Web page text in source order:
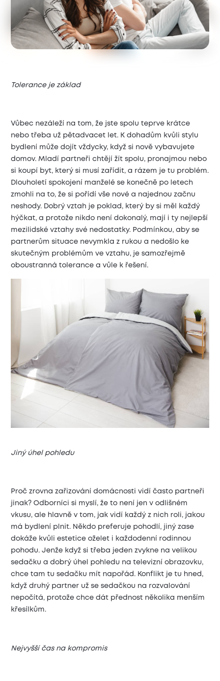
Tolerance je základ
Vůbec nezáleží na tom, že jste spolu teprve krátce
nebo třeba už pětadvacet let. K dohadům kvůli stylu
bydlení může dojít vždycky, když si nově vybavujete
domov. Mladí partneři chtějí žít spolu, pronajmou nebo
si koupí byt, který si musí zařídit, a rázem je tu problém.
Dlouholetí spokojení manželé se konečně po letech
zmohli na to, že si pořídí vše nové a najednou začnu
neshody. Dobrý vztah je poklad, který by si měl každý
hýčkat, a protože nikdo není dokonalý, mají i ty nejlepší
mezilidské vztahy své nedostatky. Podmínkou, aby se
partnerům situace nevymkla z rukou a nedošlo ke
skutečným problémům ve vztahu, je samozřejmě
oboustranná tolerance a vůle k řešení.
Jiný úhel pohledu
Proč zrovna zařizování domácnosti vidí často partneři
jinak? Odborníci si myslí, že to není jen v odlišném
vkusu, ale hlavně v tom, jak vidí každý z nich roli, jakou
má bydlení plnit. Někdo preferuje pohodlí, jiný zase
dokáže kvůli estetice oželet i každodenní rodinnou
pohodu. Jenže když si třeba jeden zvykne na velikou
sedačku a dobrý úhel pohledu na televizní obrazovku,
chce tam tu sedačku mít napořád. Konflikt je tu hned,
když druhý partner už se sedačkou na rozvalování
nepočítá, protože chce dát přednost několika menším
křesílkům.
Nejvyšší čas na kompromis